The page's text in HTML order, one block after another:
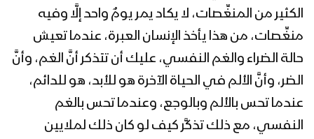
المحاضرة الرمضانية الثالثة والعشرون للسيد
عبدالملك بدرالدين الحوثي 23 رمضان
1443هـ
المحاضرة الرمضانية الثانية والعشرون للسيد
عبدالملك بدر الدين الحوثي 22 رمضان
1443هـ
الكثير من المنغِّصات، لا يكاد يمر يومٌ واحد إلَّا وفيه
منغِّصات، من هذا يأخذ الإنسان العبرة، عندما تعيش
حالة الضراء والغم النفسي، عليك أن تتذكر أنَّ الغم، وأنَّ
الضر، وأنَّ الألم في الحياة الآخرة هو للأبد، هو للدائم،
عندما تحس بالألم وبالوجع، وعندما تحس بالغم
النفسي، مع ذلك تذكَّر كيف لو كان ذلك لملايين